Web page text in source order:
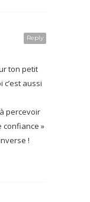
Reply
ton petit
c’est aussi
percevoir
confiance »
!